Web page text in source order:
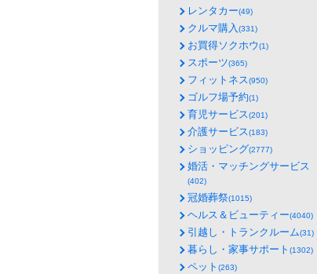
レンタカー(49)
クルマ購入(331)
お買得ソクホウ(1)
スポーツ(365)
フィットネス(950)
ゴルフ場予約(1)
育児サービス(201)
介護サービス(183)
ショッピング(2777)
婚活・マッチングサービス
(402)
冠婚葬祭(1015)
ヘルス＆ビューティー(4040)
引越し・トランクルーム(31)
暮らし・家事サポート (1302)
ペット (263)